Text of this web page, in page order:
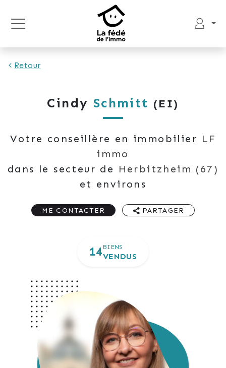
Retour
Cindy Schmitt (EI)
Votre conseillère en immobilier LF
immo
dans le secteur de Herbitzheim (67)
et environs
ME CONTACTER PARTAGER
14 BIENS
VENDUS